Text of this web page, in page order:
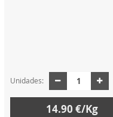
Unidades:
14.90 €/Kg